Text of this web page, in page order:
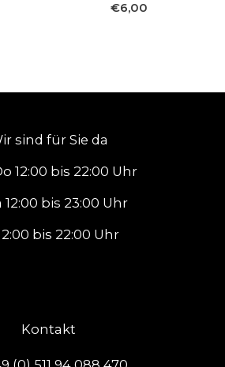
€6,00
Kontakt
sind für Sie da
12:00 bis 22:00 Uhr
12:00 bis 23:00 Uhr
bis 22:00 Uhr